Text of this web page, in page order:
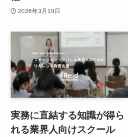
2026年3月18日
実務に直結する知識が得ら
れる業界人向けスクール